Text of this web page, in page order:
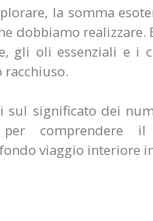
la somma
dobbiamo
gli oli essenziali e i
racchiuso.
significato dei
comprendere il
viaggio interiore